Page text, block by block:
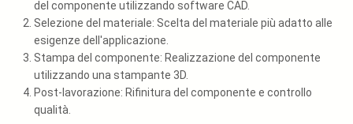
del componente utilizzando software CAD.
Selezione del materiale: Scelta del materiale più adatto alle
esigenze dell'applicazione.
Stampa del componente: Realizzazione del componente
utilizzando una stampante 3D.
Post-lavorazione: Rifinitura del componente e controllo
qualità.